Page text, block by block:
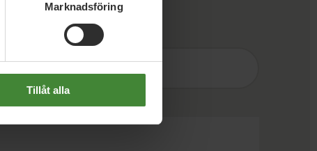
Marknadsföring
Tillåt alla